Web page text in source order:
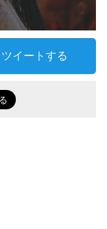
ツイートする